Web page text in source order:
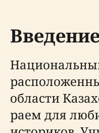
области
раем для